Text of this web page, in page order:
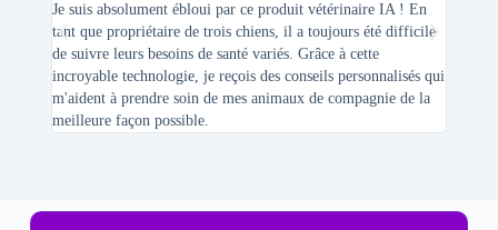
Je suis absolument ébloui par ce produit vétérinaire IA ! En
tant que propriétaire de trois chiens, il a toujours été difficile
de suivre leurs besoins de santé variés. Grâce à cette
incroyable technologie, je reçois des conseils personnalisés qui
m'aident à prendre soin de mes animaux de compagnie de la
meilleure façon possible.